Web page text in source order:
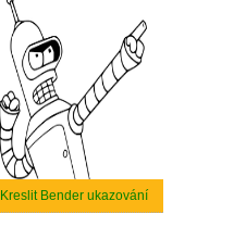
Kreslit Bender ukazování